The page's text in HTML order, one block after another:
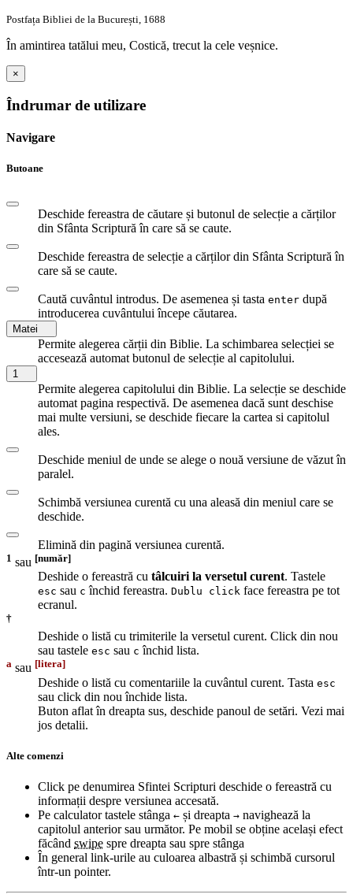
Postfața Bibliei de la București, 1688
În amintirea tatălui meu, Costică, trecut la cele veșnice.
×
Îndrumar de utilizare
Navigare
Butoane
Deschide fereastra de căutare și butonul de selecție a cărților
din Sfânta Scriptură în care să se caute.
Deschide fereastra de selecție a cărților din Sfânta Scriptură în
care să se caute.
Caută cuvântul introdus. De asemenea și tasta enter după
introducerea cuvântului începe căutarea.
Matei
Permite alegerea cărții din Biblie. La schimbarea selecției se
accesează automat butonul de selecție al capitolului.
1
Permite alegerea capitolului din Biblie. La selecție se deschide
automat pagina respectivă. De asemenea dacă sunt deschise
mai multe versiuni, se deschide fiecare la cartea si capitolul
ales.
Deschide meniul de unde se alege o nouă versiune de văzut în
paralel.
Schimbă versiunea curentă cu una aleasă din meniul care se
deschide.
Elimină din pagină versiunea curentă.
1 sau [număr]
Deshide o fereastră cu tâlcuiri la versetul curent. Tastele
esc sau c închid fereastra. Dublu click face fereastra pe tot
ecranul.
†
Deshide o listă cu trimiterile la versetul curent. Click din nou
sau tastele esc sau c închid lista.
a sau [litera]
Deshide o listă cu comentariile la cuvântul curent. Tasta esc
sau click din nou închide lista.
Buton aflat în dreapta sus, deschide panoul de setări. Vezi mai
jos detalii.
Alte comenzi
Click pe denumirea Sfintei Scripturi deschide o fereastră cu
informații despre versiunea accesată.
Pe calculator tastele stânga ← și dreapta → navighează la
capitolul anterior sau următor. Pe mobil se obține același efect
făcând swipe spre dreapta sau spre stânga
În general link-urile au culoarea albastră și schimbă cursorul
într-un pointer.